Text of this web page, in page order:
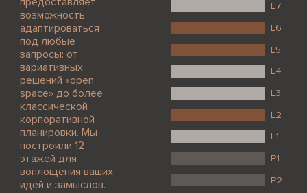
возможность
адаптироваться
под любые
запросы: от
вариативных
решений «open
space» до более
классической
корпоративной
планировки. Мы
построили 12
этажей для
воплощения ваших
идей и замыслов.
L7
L6
L5
L4
L3
L2
L1
P1
P2